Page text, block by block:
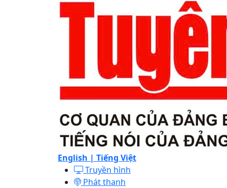
English | Tiếng Việt
Truyền hình
Phát thanh